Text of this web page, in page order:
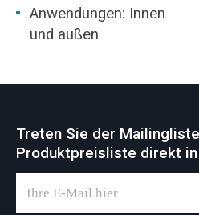
Anwendungen: Innen
und außen
Treten Sie der
Produktpreisliste direkt